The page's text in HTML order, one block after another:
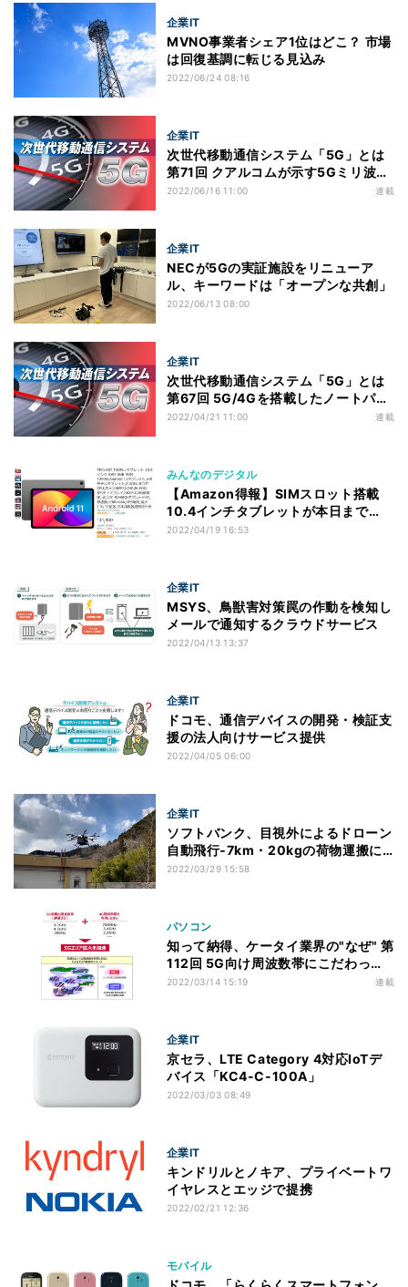
企業IT
MVNO事業者シェア1位はどこ？ 市場
は回復基調に転じる見込み
2022/06/24 08:16
企業IT
次世代移動通信システム「5G」とは
第71回 クアルコムが示す5Gミリ波の
メリット、今後ミリ波を取り巻く環境
2022/06/16 11:00 連載
企業IT
NECが5Gの実証施設をリニューア
ル、キーワードは「オープンな共創」
2022/06/13 08:00
企業IT
次世代移動通信システム「5G」とは
第67回 5G/4Gを搭載したノートパソ
コンが急拡大、ビジネスでの利用を広
2022/04/21 11:00 連載
みんなのデジタル
【Amazon得報】SIMスロット搭載
10.4インチタブレットが本日まで
22％オフクーポンにより27,100円！
2022/04/19 16:53
企業IT
MSYS、鳥獣害対策罠の作動を検知し
メールで通知するクラウドサービス
2022/04/13 13:37
企業IT
ドコモ、通信デバイスの開発・検証支
援の法人向けサービス提供
2022/04/05 06:00
企業IT
ソフトバンク、目視外によるドローン
自動飛行‐7km・20kgの荷物運搬に
成功
2022/03/29 15:58
パソコン
知って納得、ケータイ業界の"なぜ" 第
112回 5G向け周波数帯にこだわって
きたNTTドコモが4G周波数帯の転用
2022/03/14 15:19 連載
企業IT
京セラ、LTE Category 4対応IoTデ
バイス「KC4-C-100A」
2022/03/03 08:49
企業IT
キンドリルとノキア、プライベートワ
イヤレスとエッジで提携
2022/02/21 12:36
モバイル